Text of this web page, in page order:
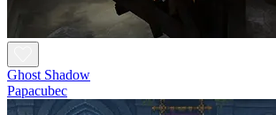
Ghost Shadow
Papacubec